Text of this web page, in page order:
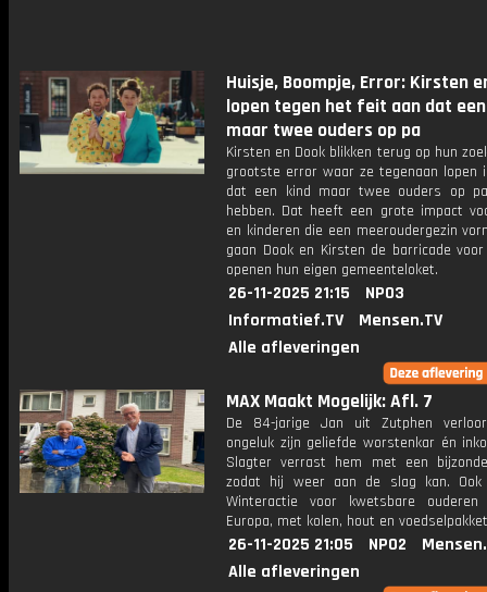
Huisje, Boompje, Error: Kirsten
lopen tegen het feit aan dat
maar twee ouders op pa
Kirsten en Dook blikken terug op hun
grootste error waar ze tegenaan lopen
dat een kind maar twee ouders op
hebben. Dat heeft een grote impact
en kinderen die een meeroudergezin
gaan Dook en Kirsten de barricade
openen hun eigen gemeenteloket.
26-11-2025 21:15
NPO3
Informatief.TV
Mensen.TV
Alle afleveringen
MAX Maakt Mogelijk: Afl. 7
De 84-jarige Jan uit Zutphen
ongeluk zijn geliefde worstenkar én
Slagter verrast hem met een
zodat hij weer aan de slag kan.
Winteractie voor kwetsbare
Europa, met kolen, hout en
26-11-2025 21:05 NPO2
Alle afleveringen